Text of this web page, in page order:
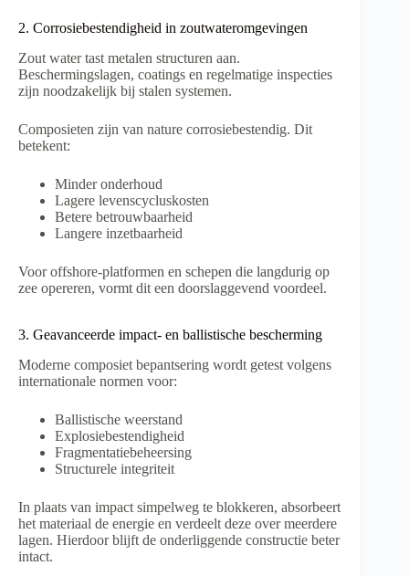
2. Corrosiebestendigheid in zoutwateromgevingen
Zout water tast metalen structuren aan.
Beschermingslagen, coatings en regelmatige inspecties
zijn noodzakelijk bij stalen systemen.
Composieten zijn van nature corrosiebestendig. Dit
betekent:
Minder onderhoud
Lagere levenscycluskosten
Betere betrouwbaarheid
Langere inzetbaarheid
Voor offshore-platformen en schepen die langdurig op
zee opereren, vormt dit een doorslaggevend voordeel.
3. Geavanceerde impact- en ballistische bescherming
Moderne composiet bepantsering wordt getest volgens
internationale normen voor:
Ballistische weerstand
Explosiebestendigheid
Fragmentatiebeheersing
Structurele integriteit
In plaats van impact simpelweg te blokkeren, absorbeert
het materiaal de energie en verdeelt deze over meerdere
lagen. Hierdoor blijft de onderliggende constructie beter
intact.